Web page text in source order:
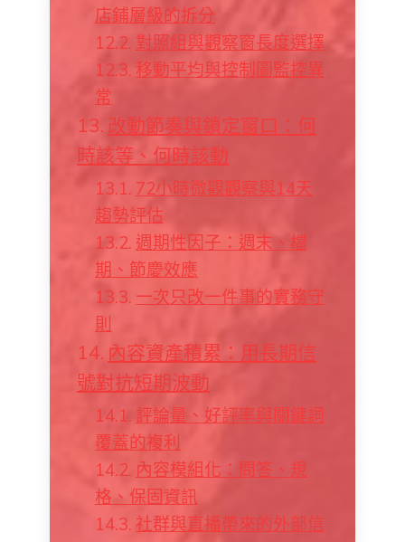
店鋪層級的拆分
對照組與觀察窗長度選擇
移動平均與控制圖監控異
常
改動節奏與鎖定窗口：何
時該等、何時該動
72小時微觀觀察與14天
趨勢評估
週期性因子：週末、檔
期、節慶效應
一次只改一件事的實務守
則
內容資產積累：用長期信
號對抗短期波動
評論量、好評率與關鍵詞
覆蓋的複利
內容模組化：問答、規
格、保固資訊
社群與直播帶來的外部信